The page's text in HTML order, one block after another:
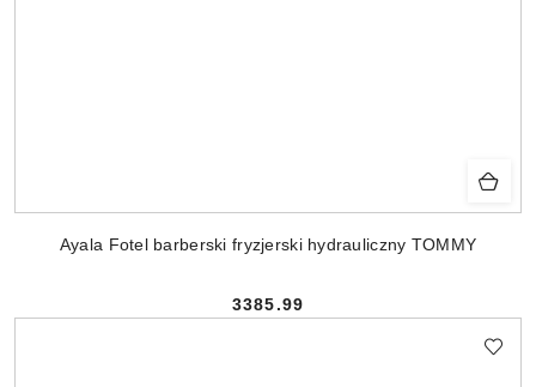
Ayala Fotel barberski fryzjerski hydrauliczny TOMMY
Cena:
3385.99